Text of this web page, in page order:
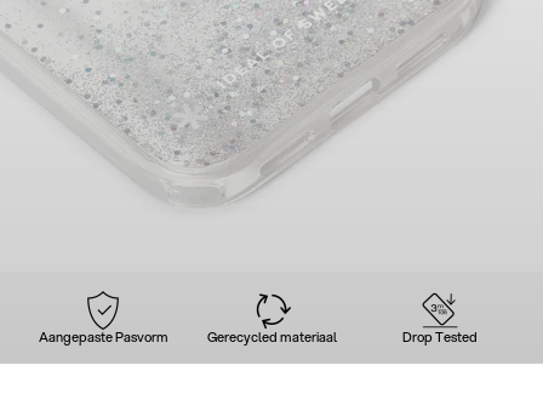
Aangepaste Pasvorm Gerecycled materiaal Drop Tested